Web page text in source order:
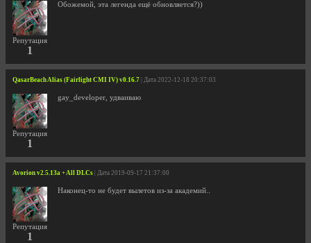
Репутация
1
Обожемой, эта легенда ещё обновляется?))
QasarBeach Alias (Fairlight CMI IV) v0.16.7 | Дата 2022-12-18 20:37:03
Репутация
1
gay_developer, удваиваю
Avorion v2.5.13a + All DLCs | Дата 2019-09-17 21:37:00
Репутация
1
Наконец-то не будет вылетов из-за академий..